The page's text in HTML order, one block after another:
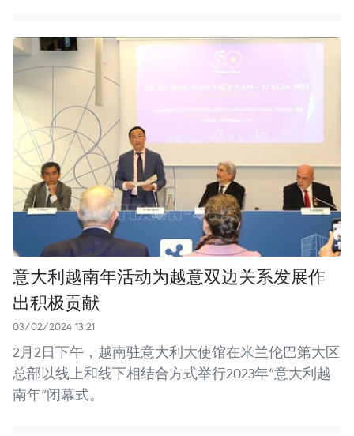
意大利越南年活动为越意双边关系发展作
出积极贡献
03/02/2024 13:21
2月2日下午，越南驻意大利大使馆在米兰伦巴第大区
总部以线上和线下相结合方式举行2023年“意大利越
南年”闭幕式。